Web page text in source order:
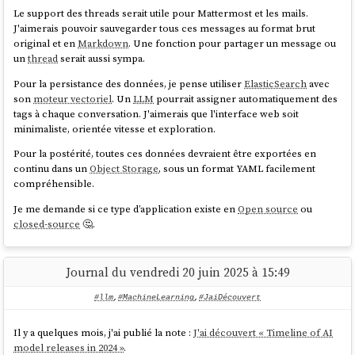
Software Engineer at Google (San Francisco Bay Area)
between Jul 2014 - Dec 2016
One of the main developers of Angular 2. I've developed the
dependency injection, change detection, forms, and router
modules.
source
En janvier 2018, un second développeur
prioritaire.
Implémenter un système de tags d'issues personnalisés où
chaque utilisateur peut créer ses propres étiquettes. La visibilité
de ces tags serait configurable : mode privé pour un usage
autres utilisateurs.
Permettre de créer des portfolios d'issue par utilisateurs.
Pas de séparation des entitésEpic (gestion de projet logiciel)
Issue contrairement à ce que faitGitLab
les pagesGitHub ,GitLab,LinearouForgejoavec les
fonctionnalités deProjet 24.
Permettre au
avec un wrapper HTTP.
Système de dashboard pratiquement identique à
de thread.
Support de
wikilink alias
au niveau de toutes les ressources
texte.
Support d'une fonctionnalité de publication de
Permettre la création d'issues ou de notes "flottantes". Une
issue "flottante" n'appartient à aucune ressource spécifique —
Le support des threads serait utile pour Mattermost et les mails.
J'aimerais pouvoir sauvegarder tous ces messages au format brut
original et enMarkdown. Une fonction pour partager un message ou
unthreadserait aussi sympa.
Pour la persistance des données, je pense utiliserElasticSearchavec
son moteur vectoriel. UnLLM pourrait assigner automatiquement des
tags à chaque conversation. J'aimerais que l'interface web soit
minimaliste, orientée vitesse et exploration.
Pour la postérité, toutes ces données devraient être exportées en
continu dans unObject Storage, sous un format YAML facilement
compréhensible.
Je me demande si ce type d’application existe enOpen source ou
closed-source 🤔.
Journal du vendredi 20 juin 2025 à 15:49
#llm, #MachineLearning, #JaiDécouvert
Il y a quelques mois, j'ai publié la note :J'ai découvert « Timeline of AI
model releases in 2024 ».